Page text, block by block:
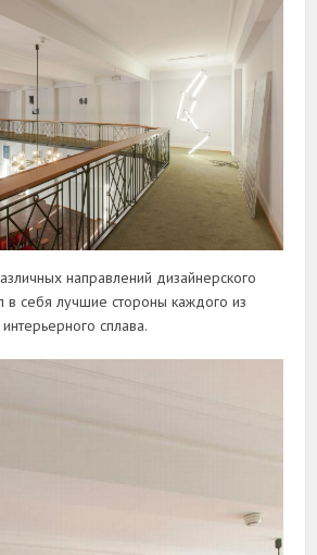
направлений дизайнерского
в себя лучшие стороны каждого из
сплава.